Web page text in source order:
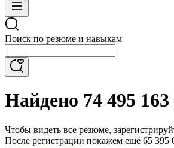
Поиск по резюме и навыкам
Найдено 74 495
Чтобы видеть все резюме,
После регистрации покажем ещё 65 395